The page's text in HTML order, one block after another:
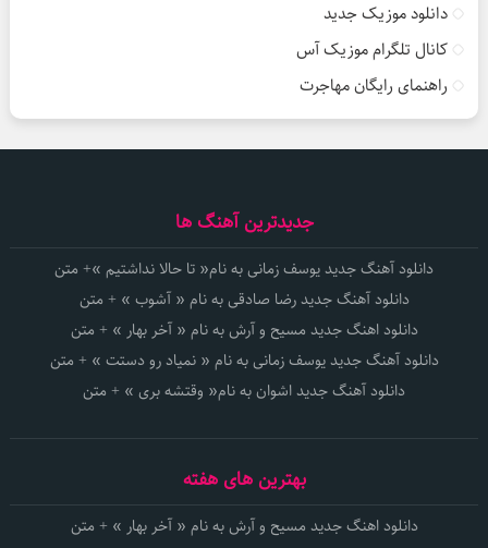
دانلود موزیک جدید
کانال تلگرام موزیک آس
راهنمای رایگان مهاجرت
جدیدترین آهنگ ها
دانلود آهنگ جدید یوسف زمانی به نام« تا حالا نداشتیم »+ متن
دانلود آهنگ جدید رضا صادقی به نام « آشوب » + متن
دانلود اهنگ جدید مسیح و آرش به نام « آخر بهار » + متن
دانلود آهنگ جدید یوسف زمانی به نام « نمیاد رو دستت » + متن
دانلود آهنگ جدید اشوان به نام« وقتشه بری » + متن
بهترین های هفته
دانلود اهنگ جدید مسیح و آرش به نام « آخر بهار » + متن